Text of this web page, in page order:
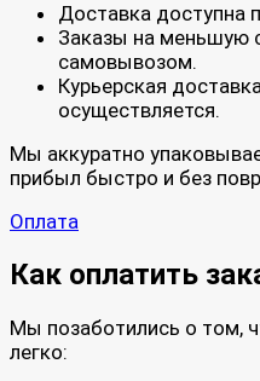
Доставка доступна
Заказы на меньшую
самовывозом.
Курьерская
осуществляется.
Мы аккуратно
прибыл быстро и без
Оплата
Как оплатить
Мы позаботились о том,
легко: